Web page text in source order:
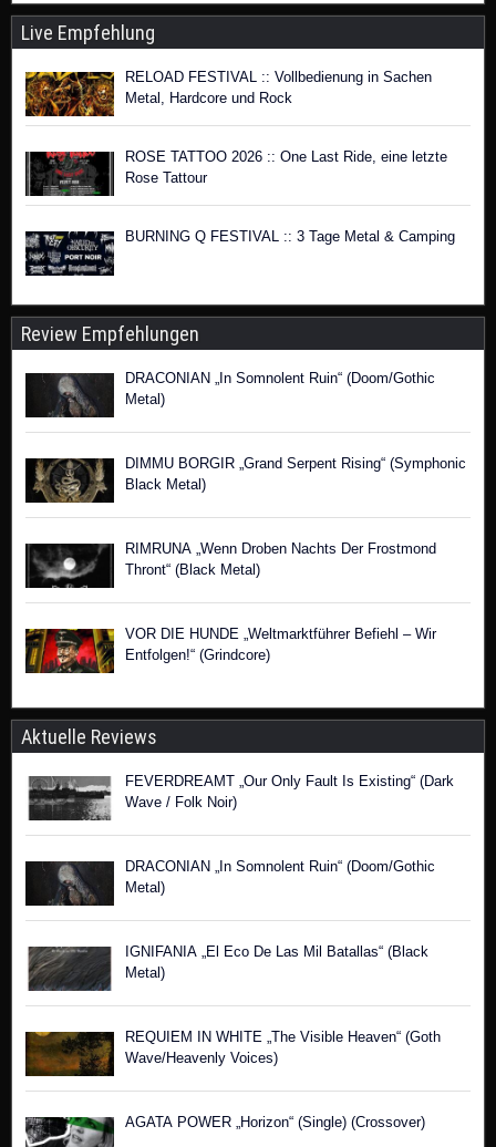
Live Empfehlung
RELOAD FESTIVAL :: Vollbedienung in Sachen
Metal, Hardcore und Rock
ROSE TATTOO 2026 :: One Last Ride, eine letzte
Rose Tattour
BURNING Q FESTIVAL :: 3 Tage Metal & Camping
Review Empfehlungen
DRACONIAN „In Somnolent Ruin“ (Doom/Gothic
Metal)
DIMMU BORGIR „Grand Serpent Rising“ (Symphonic
Black Metal)
RIMRUNA „Wenn Droben Nachts Der Frostmond
Thront“ (Black Metal)
VOR DIE HUNDE „Weltmarktführer Befiehl – Wir
Entfolgen!“ (Grindcore)
Aktuelle Reviews
FEVERDREAMT „Our Only Fault Is Existing“ (Dark
Wave / Folk Noir)
DRACONIAN „In Somnolent Ruin“ (Doom/Gothic
Metal)
IGNIFANIA „El Eco De Las Mil Batallas“ (Black
Metal)
REQUIEM IN WHITE „The Visible Heaven“ (Goth
Wave/Heavenly Voices)
AGATA POWER „Horizon“ (Single) (Crossover)